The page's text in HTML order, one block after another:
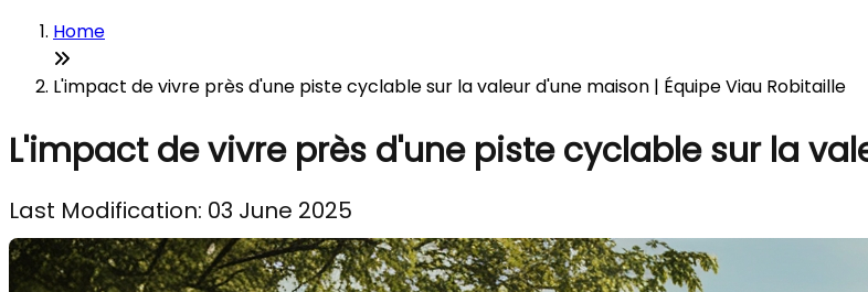
Home
L'impact de vivre près d'une piste cyclable sur la valeur d'une maison | Équipe Viau Robitaille
L'impact de vivre près d'une piste cyclable sur la
Last Modification: 03 June 2025